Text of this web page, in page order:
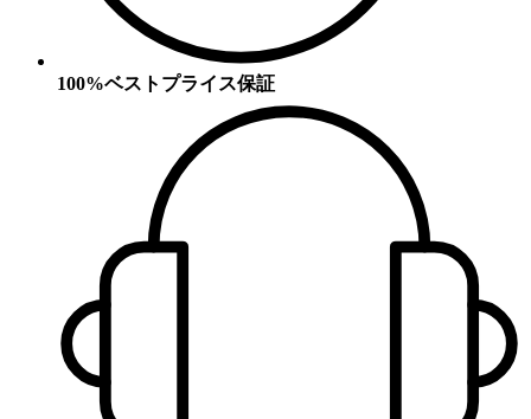
100%ベストプライス保証